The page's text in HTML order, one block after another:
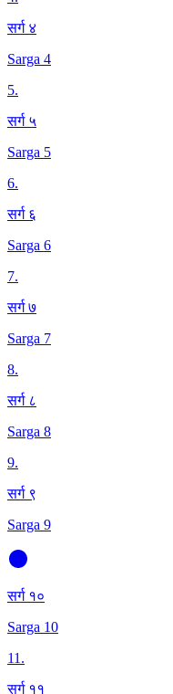
सर्ग ४
Sarga 4
5.
सर्ग ५
Sarga 5
6.
सर्ग ६
Sarga 6
7.
सर्ग ७
Sarga 7
8.
सर्ग ८
Sarga 8
9.
सर्ग ९
Sarga 9
सर्ग १०
Sarga 10
11.
सर्ग ११